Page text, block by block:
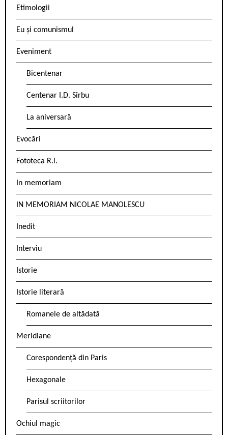
Etimologii
Eu și comunismul
Eveniment
Bicentenar
Centenar I.D. Sîrbu
La aniversară
Evocări
Fototeca R.l.
In memoriam
IN MEMORIAM NICOLAE MANOLESCU
Inedit
Interviu
Istorie
Istorie literară
Romanele de altădată
Meridiane
Corespondență din Paris
Hexagonale
Parisul scriitorilor
Ochiul magic